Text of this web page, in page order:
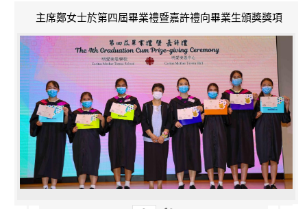
主席鄭女士於第四屆畢業禮暨嘉許禮向畢業生頒獎獎項